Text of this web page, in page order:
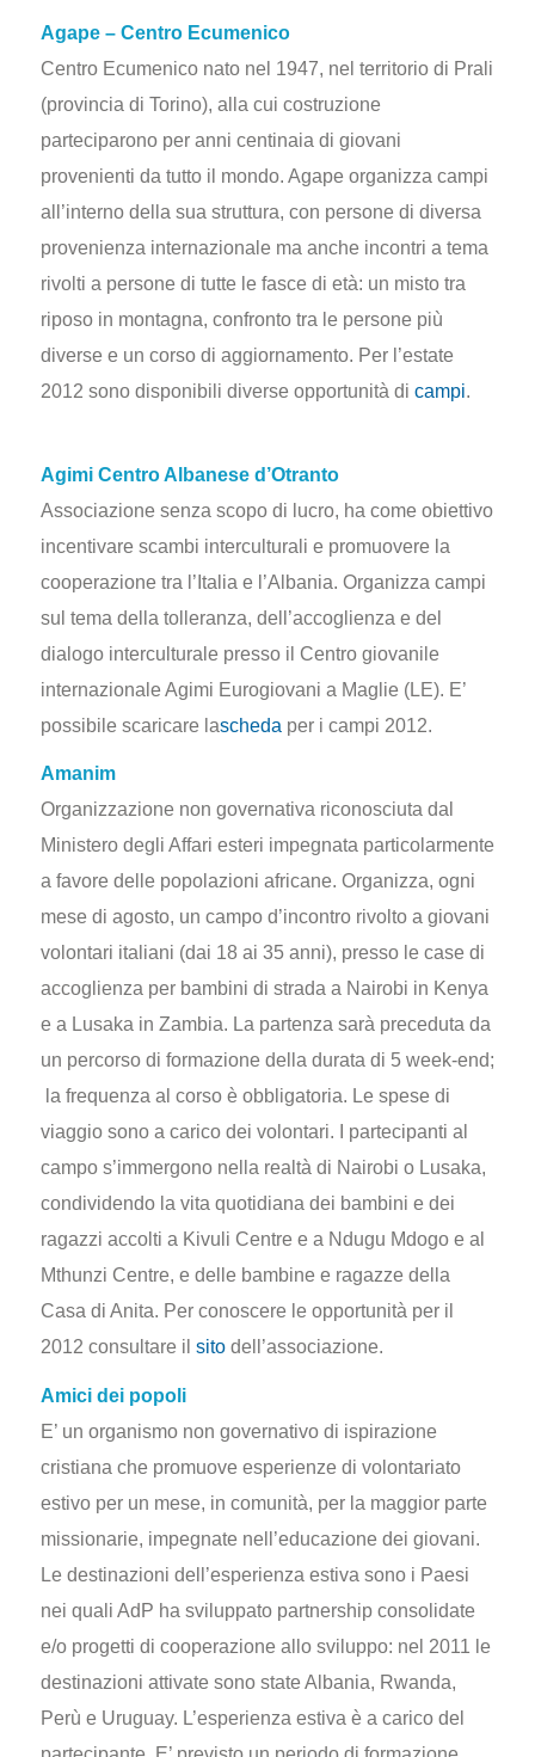
Agape – Centro Ecumenico
Centro Ecumenico nato nel 1947, nel territorio di Prali
(provincia di Torino), alla cui costruzione
parteciparono per anni centinaia di giovani
provenienti da tutto il mondo. Agape organizza campi
all’interno della sua struttura, con persone di diversa
provenienza internazionale ma anche incontri a tema
rivolti a persone di tutte le fasce di età: un misto tra
riposo in montagna, confronto tra le persone più
diverse e un corso di aggiornamento. Per l’estate
2012 sono disponibili diverse opportunità di campi.
Agimi Centro Albanese d’Otranto
Associazione senza scopo di lucro, ha come obiettivo
incentivare scambi interculturali e promuovere la
cooperazione tra l’Italia e l’Albania. Organizza campi
sul tema della tolleranza, dell’accoglienza e del
dialogo interculturale presso il Centro giovanile
internazionale Agimi Eurogiovani a Maglie (LE). E’
possibile scaricare lascheda per i campi 2012.
Amanim
Organizzazione non governativa riconosciuta dal
Ministero degli Affari esteri impegnata particolarmente
a favore delle popolazioni africane. Organizza, ogni
mese di agosto, un campo d’incontro rivolto a giovani
volontari italiani (dai 18 ai 35 anni), presso le case di
accoglienza per bambini di strada a Nairobi in Kenya
e a Lusaka in Zambia. La partenza sarà preceduta da
un percorso di formazione della durata di 5 week-end;
la frequenza al corso è obbligatoria. Le spese di
viaggio sono a carico dei volontari. I partecipanti al
campo s’immergono nella realtà di Nairobi o Lusaka,
condividendo la vita quotidiana dei bambini e dei
ragazzi accolti a Kivuli Centre e a Ndugu Mdogo e al
Mthunzi Centre, e delle bambine e ragazze della
Casa di Anita. Per conoscere le opportunità per il
2012 consultare il sito dell’associazione.
Amici dei popol i
E’ un organismo non governativo di ispirazione
cristiana che promuove esperienze di volontariato
estivo per un mese, in comunità, per la maggior parte
missionarie, impegnate nell’educazione dei giovani.
Le destinazioni dell’esperienza estiva sono i Paesi
nei quali AdP ha sviluppato partnership consolidate
e/o progetti di cooperazione allo sviluppo: nel 2011 le
destinazioni attivate sono state Albania, Rwanda,
Perù e Uruguay. L’esperienza estiva è a carico del